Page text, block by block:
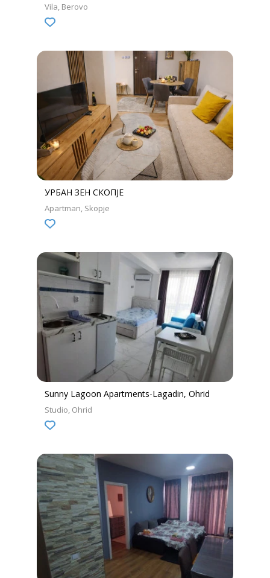
Vila Berovo
УРБАН ЗЕН СКОПЈЕ
Apartman Skopje
Sunny Lagoon Apartments-Lagadin, Ohrid
Studio Ohrid